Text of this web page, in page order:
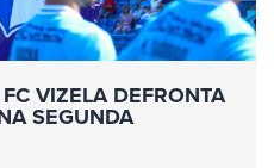
VIZELA DEFRONTA
SEGUNDA